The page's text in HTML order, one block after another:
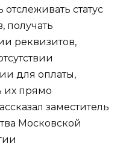
статус
получать
реквизитов,
для оплаты,
их прямо
заместитель
Московской